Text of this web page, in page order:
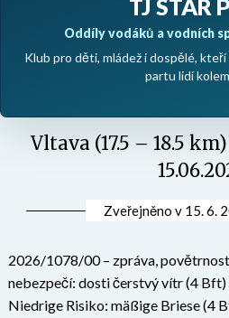
TJ STAR
Oddíly vodáků a vodních
Klub pro děti, mládež i dospělé,
partu lidí
Vltava (17.5 – 18.5
Zveřejněno v 15. 6.
2026/1078/00 – zpráva,
nebezpečí: dosti čerstvý vítr (4 Bft)
Niedrige Risiko: mäßige Briese (4